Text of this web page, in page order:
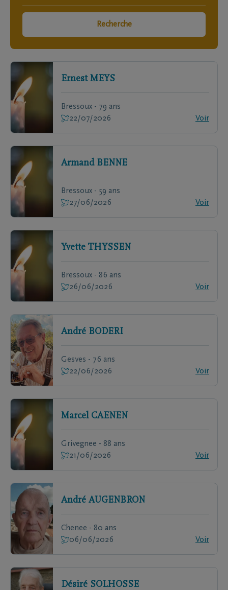
Recherche
Ernest MEYS
Bressoux - 79 ans
22/07/2026
Voir
Armand BENNE
Bressoux - 59 ans
27/06/2026
Voir
Yvette THYSSEN
Bressoux - 86 ans
26/06/2026
Voir
André BODERI
Gesves - 76 ans
22/06/2026
Voir
Marcel CAENEN
Grivegnee - 88 ans
21/06/2026
Voir
André AUGENBRON
Chenee - 80 ans
06/06/2026
Voir
Désiré SOLHOSSE